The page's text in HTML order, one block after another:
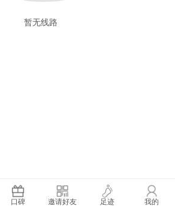
暂无线路
口碑 邀请好友 足迹 我的